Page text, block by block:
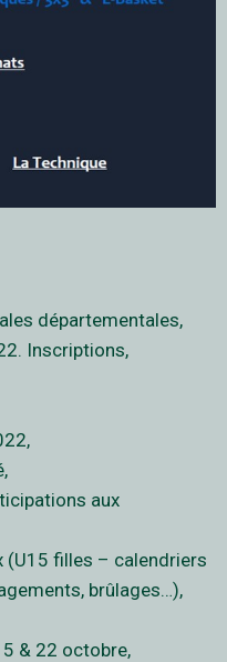
départementales,
Inscriptions,
aux
(U15 filles – calendriers
brûlages…),
& 22 octobre,